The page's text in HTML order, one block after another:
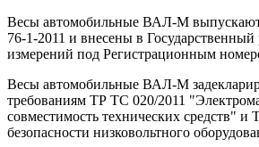
Весы автомобильные ВАЛ-М
76-1-2011 и внесены в Государственный
измерений под Регистрационным
Весы автомобильные ВАЛ-М
требованиям ТР ТС 020/2011
совместимость технических средств"
безопасности низковольтного